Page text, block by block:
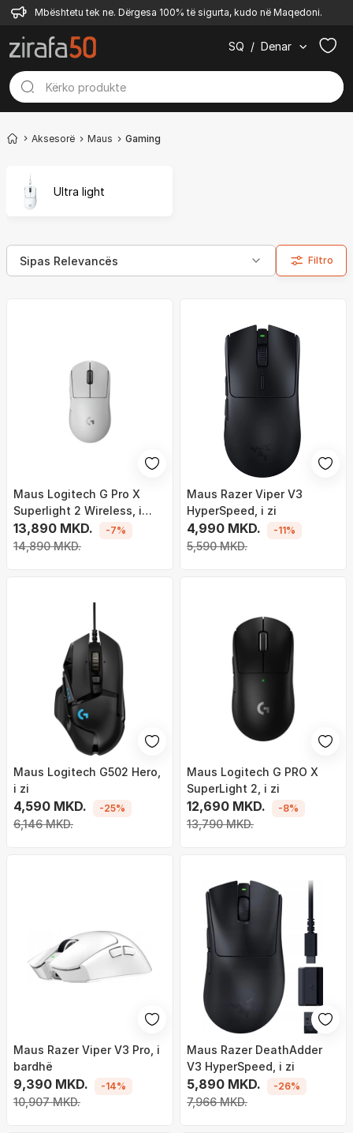
Mbështetu tek ne. Dërgesa 100% të sigurta, kudo në Maqedoni.
SQ / Denar
Aksesorë Maus Gaming
Ultra light
Filtro
Maus Logitech G Pro X
Superlight 2 Wireless, i
bardhë
13,890 MKD.
14,890 MKD.
-7%
Maus Razer Viper V3
HyperSpeed, i zi
4,990 MKD.
5,590 MKD.
-11%
Maus Logitech G502 Hero,
i zi
4,590 MKD.
6,146 MKD.
-25%
Maus Logitech G PRO X
SuperLight 2, i zi
12,690 MKD.
13,790 MKD.
-8%
Maus Razer Viper V3 Pro, i
bardhë
9,390 MKD.
10,907 MKD.
-14%
Maus Razer DeathAdder
V3 HyperSpeed, i zi
5,890 MKD.
7,966 MKD.
-26%